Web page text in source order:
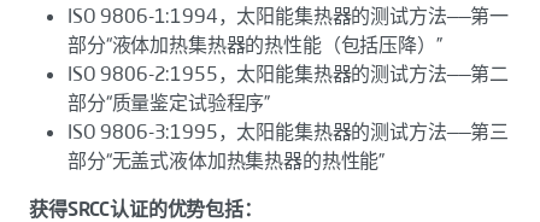
ISO 9806-1:1994，太阳能集热器的测试方法——第一
部分“液体加热集热器的热性能（包括压降）”
ISO 9806-2:1955，太阳能集热器的测试方法——第二
部分“质量鉴定试验程序”
ISO 9806-3:1995，太阳能集热器的测试方法——第三
部分“无盖式液体加热集热器的热性能”
获得SRCC认证的优势包括：